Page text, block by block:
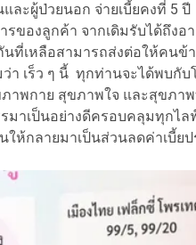
และผู้ป่วยนอก จ่ายเบี้ยคงที่ 5
ของลูกค้า จากเดิมรับได้ถึงอ
ที่เหลือสามารถส่งต่อให้คนข้
ว่า เร็ว ๆ นี้ ทุกท่านจะได้พบกั
าพกาย สุขภาพใจ และสุขภา
มาเป็นอย่างดีครอบคลุมทุกไ
ห้กลายมาเป็นส่วนลดค่าเบี้ย